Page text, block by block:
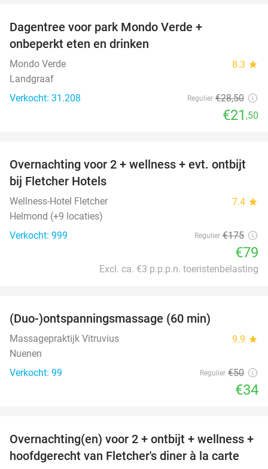
Dagentree voor park Mondo Verde +
onbeperkt eten en drinken
Mondo Verde 8.3 star
Landgraaf
Verkocht: 31.208
Regulier €28,50
€21 ,50
55%
Overnachting voor 2 + wellness + evt. ontbijt
bij Fletcher Hotels
Wellness-Hotel Fletcher 7.4 star
Helmond (+9 locaties)
Verkocht: 999
Regulier €175
€79
Excl. ca. €3 p.p.p.n. toeristenbelasting
(Duo-)ontspanningsmassage (60 min)
Massagepraktijk Vitruvius 9.9 star
Nuenen
Verkocht: 99
Regulier €50
€34
21%
Overnachting(en) voor 2 + ontbijt + wellness +
hoofdgerecht van Fletcher's diner à la carte